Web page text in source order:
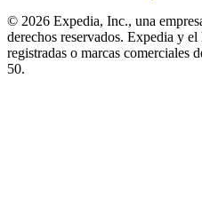
© 2026 Expedia, Inc., una
derechos reservados. Expedia y
registradas o marcas comerciales
50.